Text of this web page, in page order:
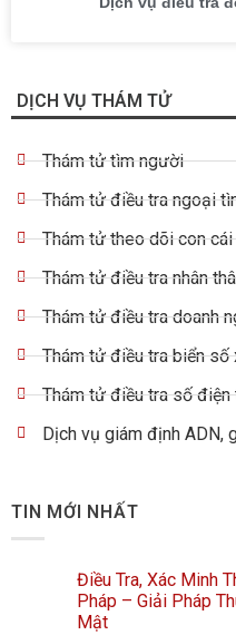
DỊCH VỤ THÁM TỬ
Thám tử tìm người
Thám tử điều tra ngoại
Thám tử theo dõi con cái
Thám tử điều tra nhân
Thám tử điều tra doanh
Thám tử điều tra biển số
Thám tử điều tra số điện
Dịch vụ giám định ADN,
TIN MỚI NHẤT
Điều Tra, Xác Minh
Pháp – Giải Pháp
Mật